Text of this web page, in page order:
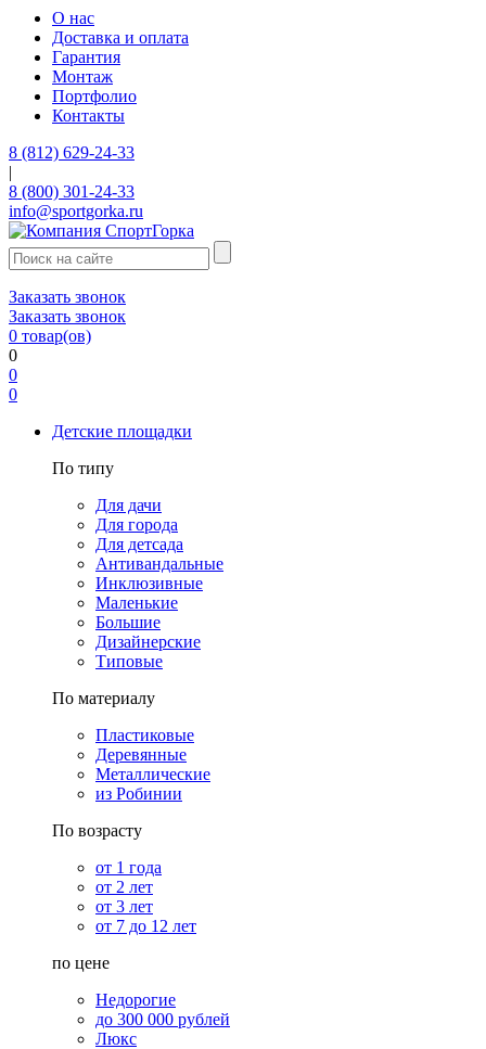
О нас
Доставка и оплата
Гарантия
Монтаж
Портфолио
Контакты
8 (812) 629-24-33
|
8 (800) 301-24-33
info@sportgorka.ru
Заказать звонок
Заказать звонок
0 товар(ов)
0
0
0
Детские площадки
По типу
Для дачи
Для города
Для детсада
Антивандальные
Инклюзивные
Маленькие
Большие
Дизайнерские
Типовые
По материалу
Пластиковые
Деревянные
Металлические
из Робинии
По возрасту
от 1 года
от 2 лет
от 3 лет
от 7 до 12 лет
по цене
Недорогие
до 300 000 рублей
Люкс